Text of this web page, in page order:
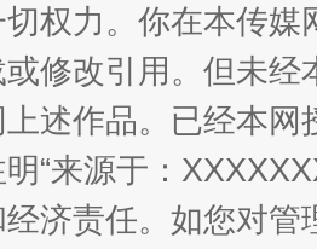
茂县开幕 规模
权力。你在本传
修改引用。但未
述作品。已经本
“来源于：
济责任。如您对